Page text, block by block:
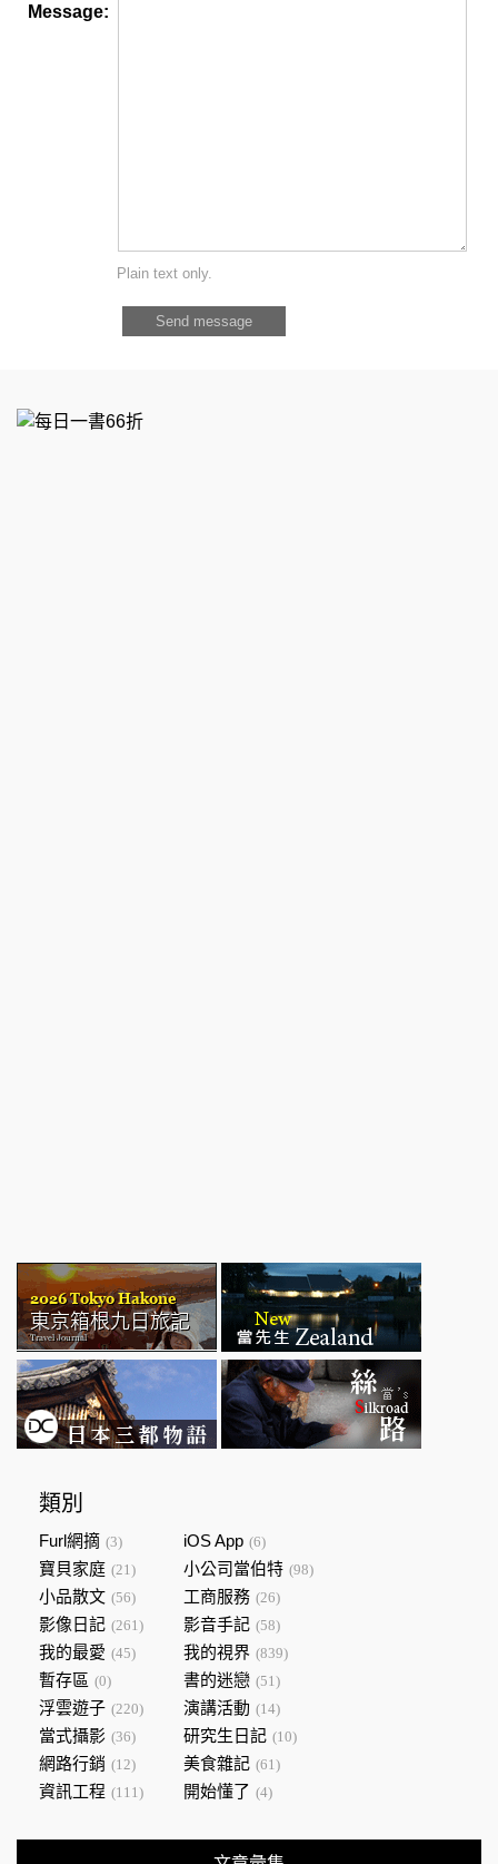
Message:
Plain text only.
類別
Furl網摘 (3) iOS App (6)
寶貝家庭 (21) 小公司當伯特 (98)
小品散文 (56) 工商服務 (26)
影像日記 (261) 影音手記 (58)
我的最愛 (45) 我的視界 (839)
暫存區 (0) 書的迷戀 (51)
浮雲遊子 (220) 演講活動 (14)
當式攝影 (36) 研究生日記 (10)
網路行銷 (12) 美食雜記 (61)
資訊工程 (111) 開始懂了 (4)